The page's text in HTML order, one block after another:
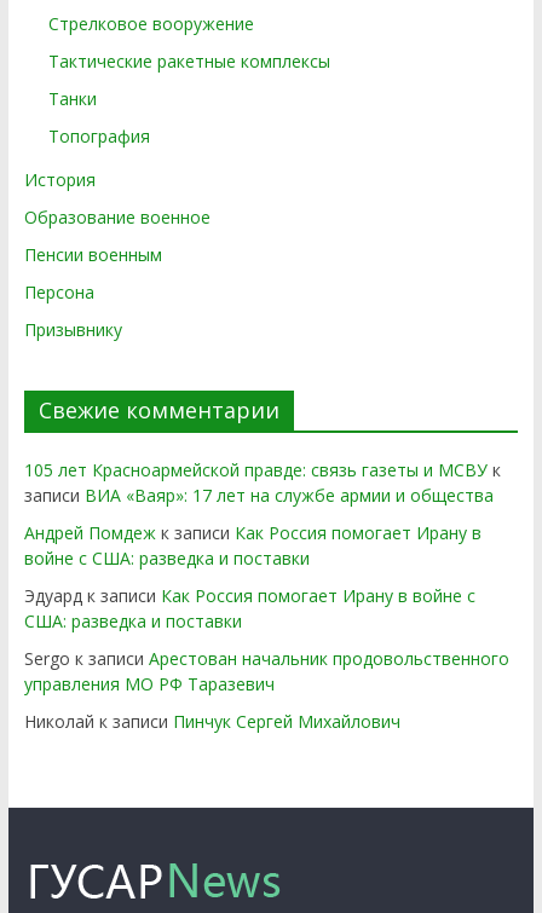
Стрелковое вооружение
Тактические ракетные комплексы
Танки
Топография
История
Образование военное
Пенсии военным
Персона
Призывнику
Свежие комментарии
105 лет Красноармейской правде: связь газеты и МСВУк
записи ВИА «Ваяр»: 17 лет на службе армии и общества
Андрей Помдежк записи Как Россия помогает Ирану в
войне с США: разведка и поставки
Эдуардк записи Как Россия помогает Ирану в войне с
США: разведка и поставки
Sergo к записи Арестован начальник продовольственного
управления МО РФ Таразевич
Николай к записи Пинчук Сергей Михайлович